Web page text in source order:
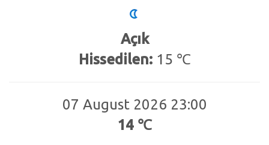
Açık
Hissedilen:15 ℃
07 August 2026 23:00
14 ℃